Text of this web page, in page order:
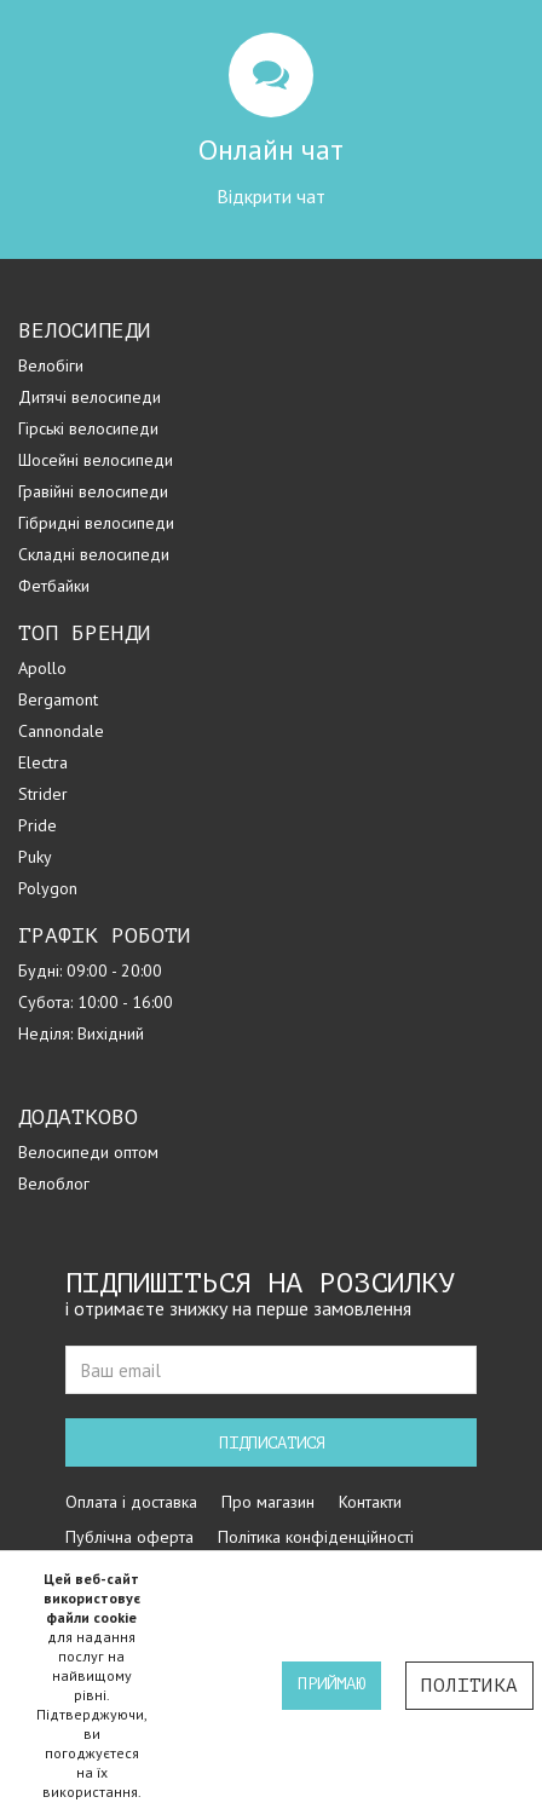
Онлайн чат
Відкрити чат
ВЕЛОСИПЕДИ
Велобіги
Дитячі велосипеди
Гірські велосипеди
Шосейні велосипеди
Гравійні велосипеди
Гібридні велосипеди
Складні велосипеди
Фетбайки
ТОП БРЕНДИ
Apollo
Bergamont
Cannondale
Electra
Strider
Pride
Puky
Polygon
ГРАФІК РОБОТИ
Будні: 09:00 - 20:00
Субота: 10:00 - 16:00
Неділя: Вихідний
ДОДАТКОВО
Велосипеди оптом
Велоблог
ПІДПИШІТЬСЯ НА РОЗСИЛКУ
і отримаєте знижку на перше замовлення
ПІДПИСАТИСЯ
Оплата і доставка Про магазин
Контакти
Публічна оферта
Політика конфіденційності
Iнтернет магазин велосипедів Cycles - 2015-2024 ©
Цей веб-сайт
використовує
файли cookie
для надання
послуг на
найвищому
рівні.
Підтверджуючи,
ви
погоджуєтеся
на їх
використання.
ПРИЙМАЮ ПОЛІТИКА